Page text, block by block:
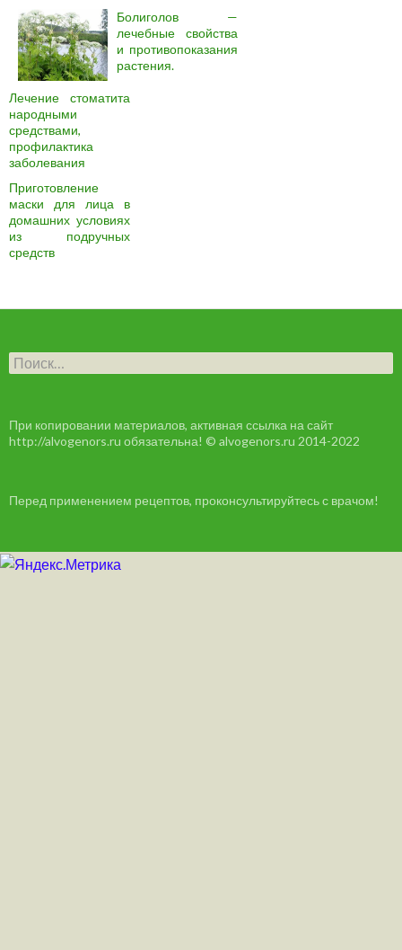
Болиголов —
лечебные свойства
и противопоказания
растения.
Лечение стоматита
народными
средствами,
профилактика
заболевания
Приготовление
маски для лица в
домашних условиях
из подручных
средств
Н
а
и
:
При копировании материалов, активная ссылка на сайт
http://alvogenors.ru обязательна! © alvogenors.ru 2014-2022
Перед применением рецептов, проконсультируйтесь с врачом!